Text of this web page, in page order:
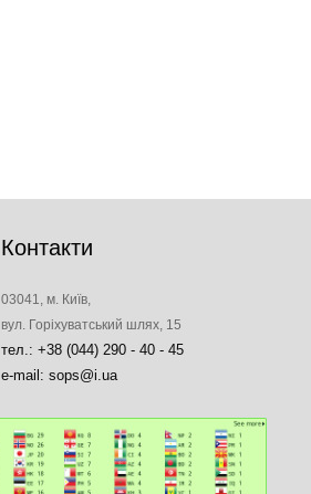
Контакти
03041, м. Київ,
вул. Горіхуватський шлях, 15
тел.: +38 (044) 290 - 40 - 45
e-mail: sops@i.ua